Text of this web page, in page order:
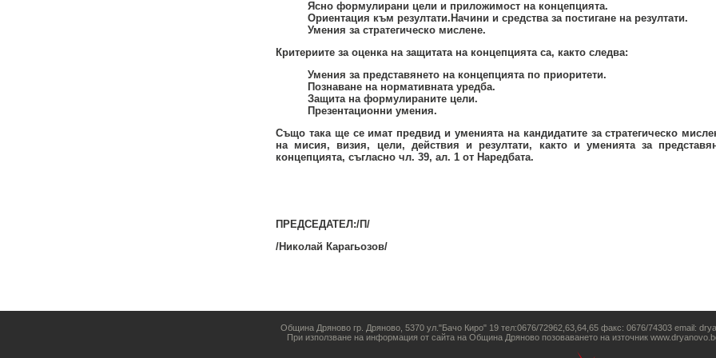
Ясно формулирани цели и приложимост на концепцията.
Ориентация към резултати.Начини и средства за постигане на резултати.
Умения за стратегическо мислене.
Критериите за оценка на защитата на концепцията са, както следва:
Умения за представянето на концепцията по приоритети.
Познаване на нормативната уредба.
Защита на формулираните цели.
Презентационни умения.
Също така ще се имат предвид и уменията на кандидатите за стратегическо
на мисия, визия, цели, действия и резултати, както и уменията за
концепцията, съгласно чл. 39, ал. 1 от Наредбата.
ПРЕДСЕДАТЕЛ:/П/
/Николай Карагьозов/
Община Дряново гр. Дряново, 5370 ул."Бачо Киро" 19 тел:0676/72962,63,64,65 факс: 0676/74303 email:
При използване на информация от сайта на Община Дряново позоваването на източник